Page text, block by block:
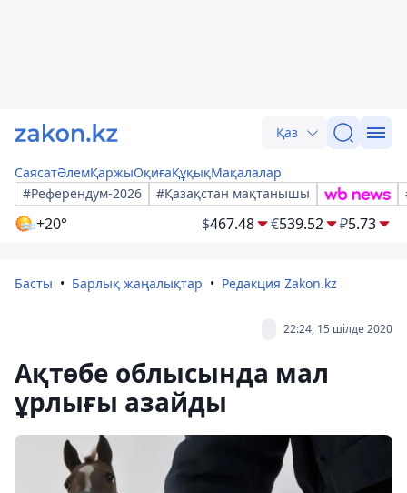
Қаз
СаясатӘлемҚаржыОқиғаҚұқықМақалалар
#Референдум-2026
#Қазақстан мақтанышы
+20° $467.48 €539.52 ₽5.73
Басты Барлық жаңалықтар Редакция Zakon.kz
22:24, 15 шілде 2020
Ақтөбе облысында мал
ұрлығы азайды